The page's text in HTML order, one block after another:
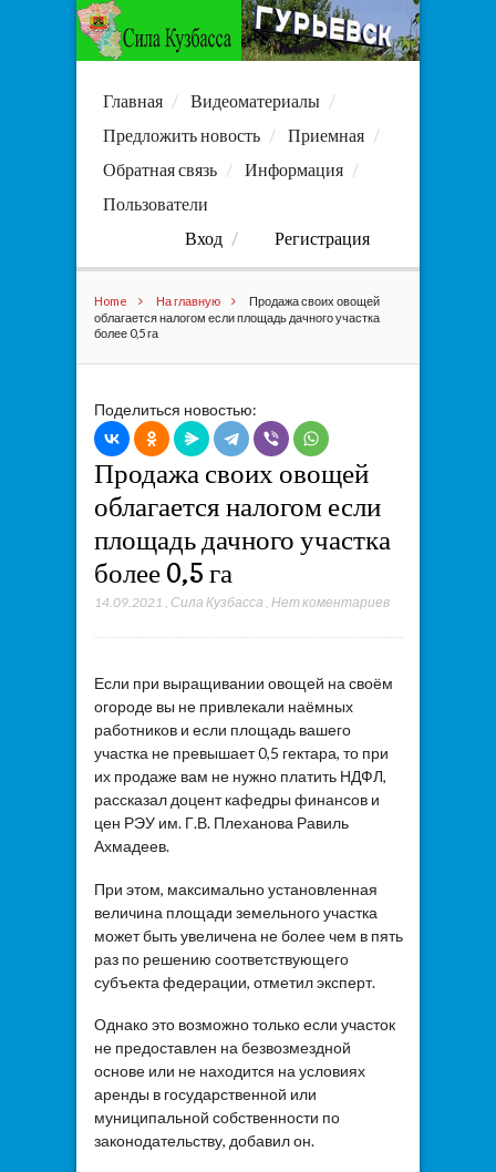
Главная
Видеоматериалы
Предложить новость
Приемная
Обратная связь
Информация
Пользователи
Вход
Регистрация
Home На главную
Продажа своих овощей
облагается налогом если площадь дачного участка
более 0,5 га
Поделиться новостью:
Продажа своих овощей
облагается налогом если
площадь дачного участка
более 0,5 га
14.09.2021 Сила Кузбасса Нет коментариев
Если при выращивании овощей на своём
огороде вы не привлекали наёмных
работников и если площадь вашего
участка не превышает 0,5 гектара, то при
их продаже вам не нужно платить НДФЛ,
рассказал доцент кафедры финансов и
цен РЭУ им. Г.В. Плеханова Равиль
Ахмадеев.
При этом, максимально установленная
величина площади земельного участка
может быть увеличена не более чем в пять
раз по решению соответствующего
субъекта федерации, отметил эксперт.
Однако это возможно только если участок
не предоставлен на безвозмездной
основе или не находится на условиях
аренды в государственной или
муниципальной собственности по
законодательству, добавил он.